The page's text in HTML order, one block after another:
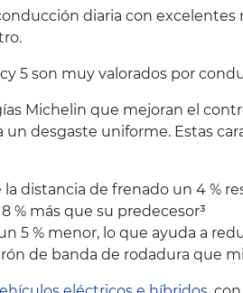
diaria con
5 son muy valorados por
Michelin que mejoran el
un desgaste uniforme. Estas
la distancia de frenado un 4 %
% más que su predecesor³
5 % menor, lo que ayuda a
de banda de rodadura que